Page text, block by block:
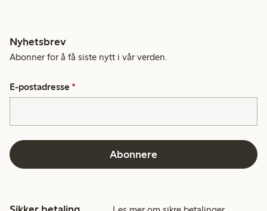
Nyhetsbrev
Abonner for å få siste nytt i vår verden.
E-postadresse *
Abonnere